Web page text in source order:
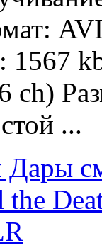
ch)
...
Дары
the